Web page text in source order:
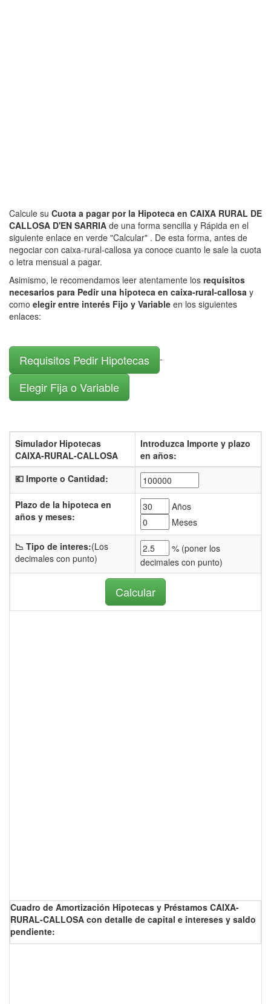
Calcule su Cuota a pagar por la Hipoteca en CAIXA RURAL DE
CALLOSA D'EN SARRIA de una forma sencilla y Rápida en el
siguiente enlace en verde "Calcular" . De esta forma, antes de
negociar con caixa-rural-callosa ya conoce cuanto le sale la cuota
o letra mensual a pagar.
Asimismo, le recomendamos leer atentamente los requisitos
necesarios para Pedir una hipoteca en caixa-rural-callosa y
como elegir entre interés Fijo y Variable en los siguientes
enlaces:
Requisitos Pedir Hipotecas -
Elegir Fija o Variable
Simulador Hipotecas
CAIXA-RURAL-CALLOSA
Introduzca Importe y plazo
en años:
💶 Importe o Cantidad:
Plazo de la hipoteca en
años y meses:
Años
Meses
📉 Tipo de interes:(Los
decimales con punto)
% (poner los
decimales con punto)
Cuadro de Amortización Hipotecas y Préstamos CAIXA-
RURAL-CALLOSA con detalle de capital e intereses y saldo
pendiente: